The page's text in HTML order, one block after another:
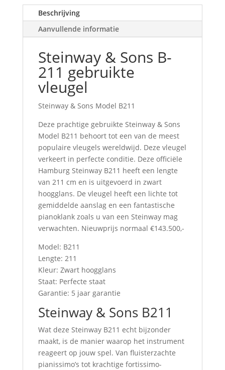
-
akoestische
vleugel
aantal
Beschrijving
Aanvullende informatie
Steinway & Sons B-
211 gebruikte
vleugel
Steinway & Sons Model B211
Deze prachtige gebruikte Steinway & Sons
Model B211 behoort tot een van de meest
populaire vleugels wereldwijd. Deze vleugel
verkeert in perfecte conditie. Deze officiële
Hamburg Steinway B211 heeft een lengte
van 211 cm en is uitgevoerd in zwart
hoogglans. De vleugel heeft een lichte tot
gemiddelde aanslag en een fantastische
pianoklank zoals u van een Steinway mag
verwachten. Nieuwprijs normaal €143.500,-
Model: B211
Lengte: 211
Kleur: Zwart hoogglans
Staat: Perfecte staat
Garantie: 5 jaar garantie
Steinway & Sons B211
Wat deze Steinway B211 echt bijzonder
maakt, is de manier waarop het instrument
reageert op jouw spel. Van fluisterzachte
pianissimo’s tot krachtige fortissimo-